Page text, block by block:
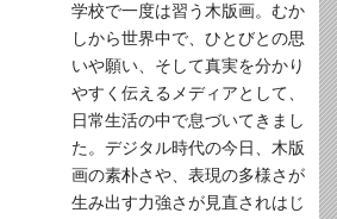
学校で一度は習う木版画。むか
しから世界中で、ひとびとの思
いや願い、そして真実を分かり
やすく伝えるメディアとして、
日常生活の中で息づいてきまし
た。デジタル時代の今日、木版
画の素朴さや、表現の多様さが
生み出す力強さが見直されはじ